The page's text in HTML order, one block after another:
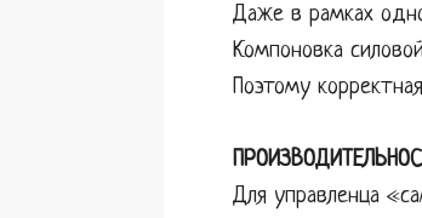
Даже в рамках
Компоновка
Поэтому
Для управленца